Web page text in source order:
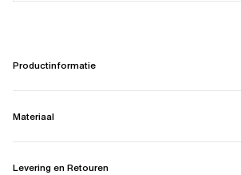
Productinformatie
Materiaal
Levering en Retouren